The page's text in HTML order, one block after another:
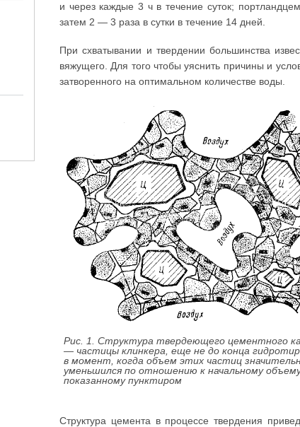
и через каждые 3 ч в течение суток;
затем 2 — 3 раза в сутки в течение 14 дней.
При схватывании и твердении большинства
вяжущего. Для того чтобы уяснить причины и
затворенного на оптимальном количестве воды.
Рис. 1. Структура твердеющего цементного
— частицы клинкера, еще не до конца
в момент, когда объем этих частиц
уменьшился по отношению к начальному
показанному пунктиром
Структура цемента в процессе твердения